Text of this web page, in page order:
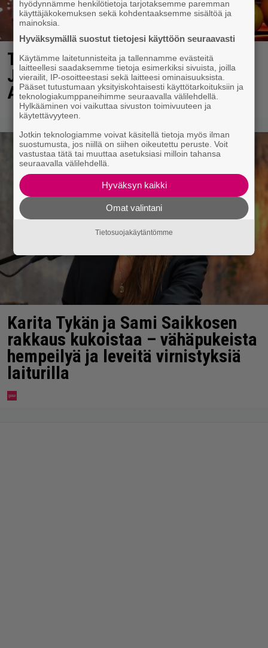
Täällä pelattiin lauantain Loton ja
Jokerin isot rahat – Tokmannilla,
ABC:lla, netissä…
Karita Tykän ja Sami Saikkosen
rakkaus kukoistaa – vähäpukeista
hempeilyä ja leveitä virnistyksiä
laiturilla
hyödynnämme henkilötietoja tarjotaksemme paremman
käyttäjäkokemuksen sekä kohdentaaksemme sisältöä ja
mainoksia.
Hyväksymällä suostut tietojesi käyttöön seuraavasti
Käytämme laitetunnisteita ja tallennamme evästeitä
laitteellesi saadaksemme tietoja esimerkiksi sivuista, joilla
vierailit, IP-osoitteestasi sekä laitteesi ominaisuuksista.
Pääset tutustumaan yksityiskohtaisesti käyttötarkoituksiin ja
teknologiakumppaneihimme seuraavalla välilehdellä.
Hylkääminen voi vaikuttaa sivuston toimivuuteen ja
käytettävyyteen.
Jotkin teknologiamme voivat käsitellä tietoja myös ilman
suostumusta, jos niillä on siihen oikeutettu peruste. Voit
vastustaa tätä tai muuttaa asetuksiasi milloin tahansa
seuraavalla välilehdellä.
Hyväksyn kaikki
Omat valintani
Tietosuojakäytäntömme